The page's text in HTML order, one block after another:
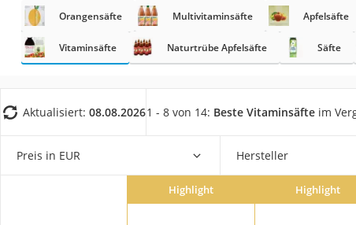
Matcha-Set
Erythrit
Müsli ohne
Orangensäfte Multivitaminsäfte Apfelsäfte
Vitaminsäfte Naturtrübe Apfelsäfte Säfte
Aktualisiert: 08.08.20261 - 8 von 14: Beste Vitaminsäfte im
Preis in EUR Hersteller
Highlight Highlight